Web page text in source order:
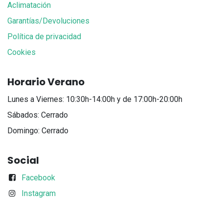
Aclimatación
Garantías/Devoluciones
Política de privacidad
Cookies
Horario Verano
Lunes a Viernes: 10:30h-14:00h y de 17:00h-20:00h
Sábados: Cerrado
Domingo: Cerrado
Social
Facebook
Instagram